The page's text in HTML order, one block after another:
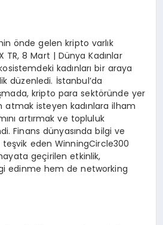
önde gelen kripto varlık
TR, 8 Mart | Dünya Kadınlar
kadınları bir araya
düzenledi. İstanbul’da
kripto para sektöründe yer
atmak isteyen kadınlara ilham
artırmak ve topluluk
Finans dünyasında bilgi ve
teşvik eden WinningCircle300
geçirilen etkinlik,
edinme hem de networking